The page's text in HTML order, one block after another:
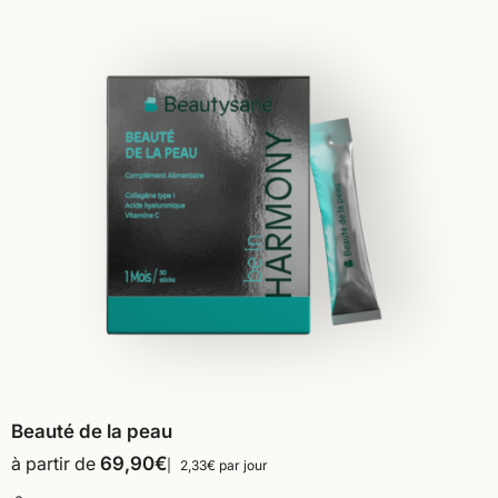
Beauté de la peau
à partir de 69,90€ 2,33€ par jour